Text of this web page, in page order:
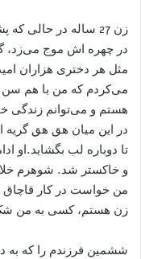
زن 27 ساله در حالی
در چهره اش موج می‌زد،
مثل هر دختری هزاران
می‌کردم که من با هم سن
هستم و می‌توانم زندگی
در این میان هق هق
تا دوباره لب بگشاید.او
و خاکستر شد. شوهرم
من خواست در کار
زن هستم، کسی به من
ششمین فرزندم را که به